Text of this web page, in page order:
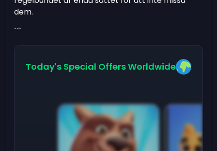
dem.
```
Today's Special Offers Worldwide